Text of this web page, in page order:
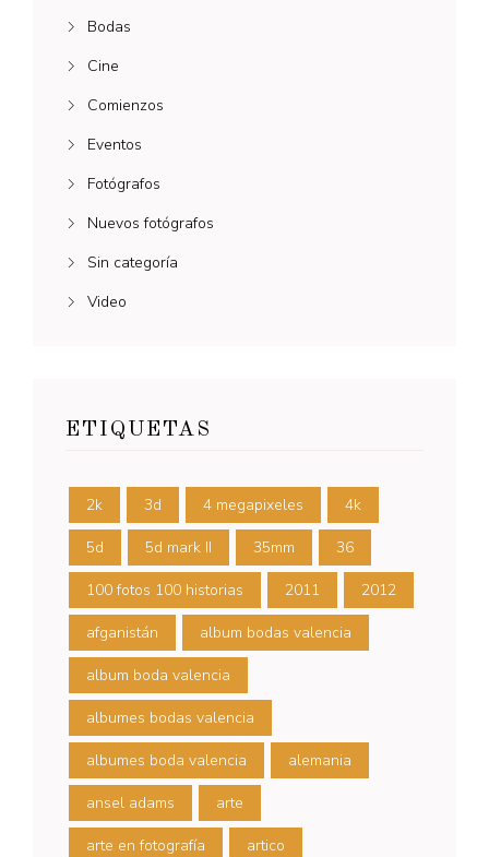
Bodas
Cine
Comienzos
Eventos
Fotógrafos
Nuevos fotógrafos
Sin categoría
Video
ETIQUETAS
2k 3d 4 megapixeles 4k
5d 5d mark II 35mm 36
100 fotos 100 historias 2011 2012
afganistán album bodas valencia
album boda valencia
albumes bodas valencia
albumes boda valencia alemania
ansel adams arte
arte en fotografía artico